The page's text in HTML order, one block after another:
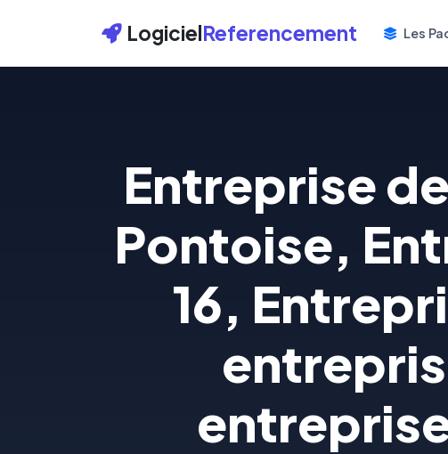
LogicielReferencement Les
Entreprise
Pontoise,
16,